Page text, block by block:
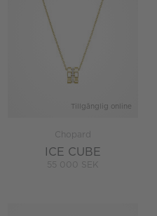
Tillgänglig online
Chopard
ICE CUBE
55 000 SEK